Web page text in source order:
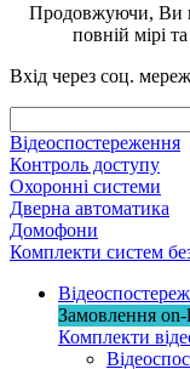
Продовжуючи, Ви
повній мірі
Вхід через соц.
Відеоспостереження
Контроль доступу
Охоронні системи
Дверна автоматика
Домофони
Комплекти систем
Замовлення on-
Комплекти